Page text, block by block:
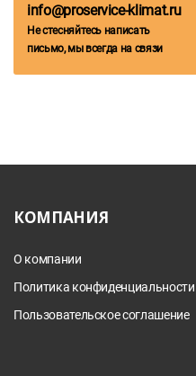
info@proservice-klimat.ru
Не стесняйтесь написать
письмо, мы всегда на связи
КОМПАНИЯ
О компании
Политика конфиденциальности
Пользовательское соглашение